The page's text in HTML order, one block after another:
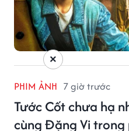
PHIM ẢNH 7 giờ trước
Tước Cốt chưa hạ
cùng Đặng Vi trong
×